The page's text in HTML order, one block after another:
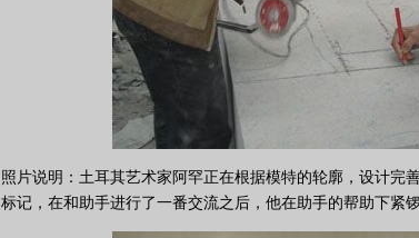
照片说明：土耳其艺术家阿罕正在根据模特的轮廓，设计完
标记，在和助手进行了一番交流之后，他在助手的帮助下紧